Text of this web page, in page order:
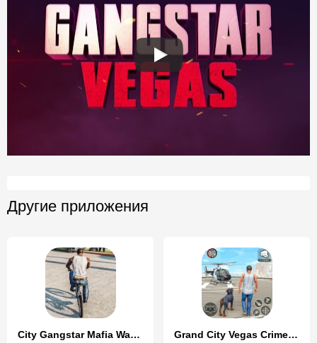
Другие приложения
City Gangstar Mafia Wars Games Grand City Vegas Crime Games